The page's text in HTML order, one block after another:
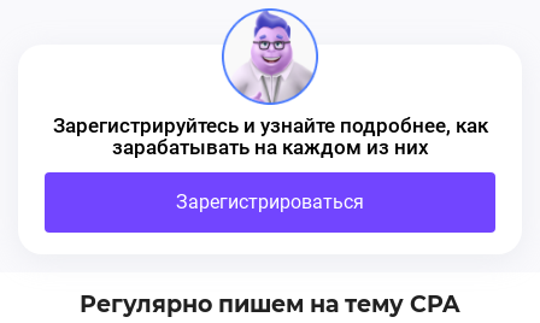
Зарегистрируйтесь и узнайте подробнее, как
зарабатывать на каждом из них
Зарегистрироваться
Регулярно пишем на тему CPA